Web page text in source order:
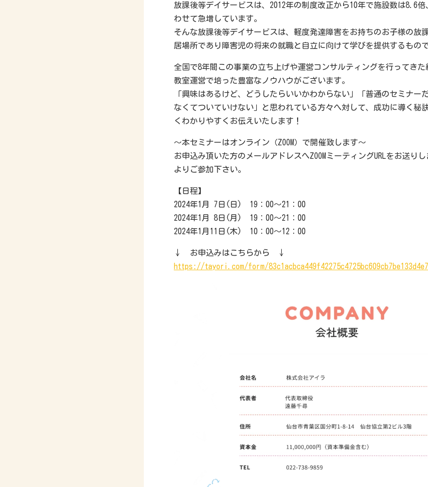
放課後等デイサービスは、2012年の制度改正から10年で施設数は8.6
わせて急増しています。
そんな放課後等デイサービスは、軽度発達障害をお持ちのお子様の放
居場所であり障害児の将来の就職と自立に向けて学びを提供するもので
全国で8年間この事業の立ち上げや運営コンサルティングを行ってき
教室運営で培った豊富なノウハウがございます。
「興味はあるけど、どうしたらいいかわからない」「普通のセミナー
なくてついていけない」と思われている方々へ対して、成功に導く秘
くわかりやすくお伝えいたします！
～本セミナーはオンライン（ZOOM）で開催致します～
お申込み頂いた方のメールアドレスへZOOMミーティングURLをお送り
よりご参加下さい。
【日程】
2024年1月 7日(日) 19：00～21：00
2024年1月 8日(月) 19：00～21：00
2024年1月11日(木) 10：00～12：00
↓ お申込みはこちらから ↓
https://tayori.com/form/